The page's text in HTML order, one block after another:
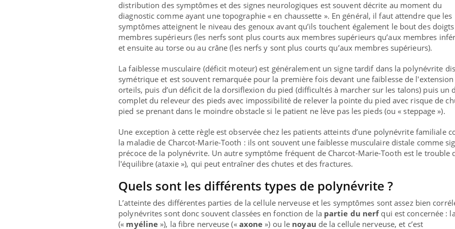
distribution des symptômes et des signes neurologiques est souvent décrite au moment du
diagnostic comme ayant une topographie « en chaussette ». En général, il faut attendre que les
symptômes atteignent le niveau des genoux avant qu’ils touchent également le bout des
membres supérieurs (les nerfs sont plus courts aux membres supérieurs qu’aux membres
et ensuite au torse ou au crâne (les nerfs y sont plus courts qu’aux membres supérieurs).
La faiblesse musculaire (déficit moteur) est généralement un signe tardif dans la polynévrite
symétrique et est souvent remarquée pour la première fois devant une faiblesse de l'extension
orteils, puis d’un déficit de la dorsiflexion du pied (difficultés à marcher sur les talons) puis un
complet du releveur des pieds avec impossibilité de relever la pointe du pied avec risque de
pied se prenant dans le moindre obstacle si le patient ne lève pas les pieds (ou « steppage »).
Une exception à cette règle est observée chez les patients atteints d’une polynévrite familiale
la maladie de Charcot-Marie-Tooth : ils ont souvent une faiblesse musculaire distale comme
précoce de la polynévrite. Un autre symptôme fréquent de Charcot-Marie-Tooth est le trouble
l'équilibre (ataxie »), qui peut entraîner des chutes et des fractures.
Quels sont les différents types de polynévrite ?
L’atteinte des différentes parties de la cellule nerveuse et les symptômes sont assez bien
polynévrites sont donc souvent classées en fonction de la partie du nerfqui est concernée :
(« myéline »), la fibre nerveuse (« axone ») ou le noyau de la cellule nerveuse, et c’est